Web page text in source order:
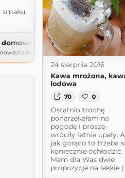
smaku
słodkości
24 sierpnia 2016
Kawa mrożona,
lodowa
70 0
Ostatnio trochę
ponarzekałam na
pogodę i proszę-
wróciły letnie upały. A
jak gorąco to trzeba
koniecznie ochłodzić.
Mam dla Was dwie
propozycje na lekkie